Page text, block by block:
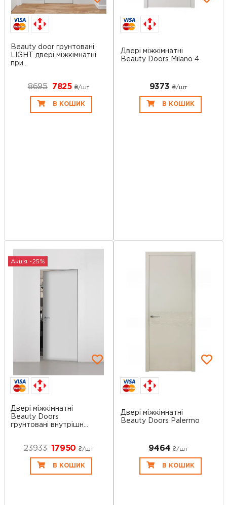
Beauty door грунтовані
LIGHT двері міжкімнатні
при...
8695 7825 ₴/шт
В КОШИК
Двері міжкімнатні
Beauty Doors Milano 4
9373 ₴/шт
В КОШИК
Акція -25%
Двері міжкімнатні
Beauty Doors
грунтовані внутрішн...
23933 17950₴/шт
В КОШИК
Двері міжкімнатні
Beauty Doors Palermo
9464 ₴/шт
В КОШИК